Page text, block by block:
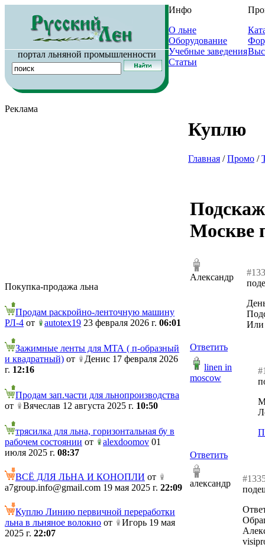
портал льняной промышленности
Инфо
О льне
Оборудование
Учебные заведения
Статьи
Реклама
Покупка-продажа льна
Продам раскройно-ленточную машину
РЛ-4 от autotex19 23 февраля 2026 г. 06:01
Зажимные ленты для МТА ( п-образный
и квадратный) от
Денис 17 февраля 2026
г. 12:16
Продам зап.части для льнопроизводства
от
Вячеслав 12 августа 2025 г. 10:50
трясилка для льна, горизонтальная бу в
рабочем состоянии от alexdoomov 01
июля 2025 г. 08:37
ВСЁ ДЛЯ ЛЬНА И КОНОПЛИ от
a7group.info@gmail.com 19 мая 2025 г. 22:09
Куплю Линию первичной переработки
льна в льняное волокно от
Игорь 19 мая
2025 г. 22:07
Куплю
Главная /Промо /
Москве
Александр
Или
Ответить
linen in
moscow
Ответить
александр